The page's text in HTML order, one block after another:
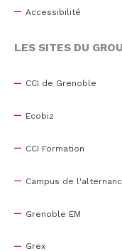
Accessibilité
LES SITES DU
CCI de Grenoble
Ecobiz
CCI Formation
Campus de
Grenoble EM
Grex